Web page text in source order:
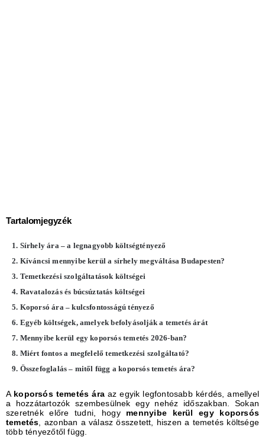
Tartalomjegyzék
Sírhely ára – a legnagyobb költségtényező
Kíváncsi mennyibe kerül a sírhely megváltása Budapesten?
Temetkezési szolgáltatások költségei
Ravatalozás és búcsúztatás költségei
Koporsó ára – kulcsfontosságú tényező
Egyéb költségek, amelyek befolyásolják a temetés árát
Mennyibe kerül egy koporsós temetés 2026-ban?
Miért fontos a megfelelő temetkezési szolgáltató?
Összefoglalás – mitől függ a koporsós temetés ára?
A koporsós temetés áraaz egyik legfontosabb kérdés, amellyel
a hozzátartozók szembesülnek egy nehéz időszakban. Sokan
szeretnék előre tudni, hogy mennyibe kerül egy koporsós
temetés , azonban a válasz összetett, hiszen a temetés költsége
több tényezőtől függ.